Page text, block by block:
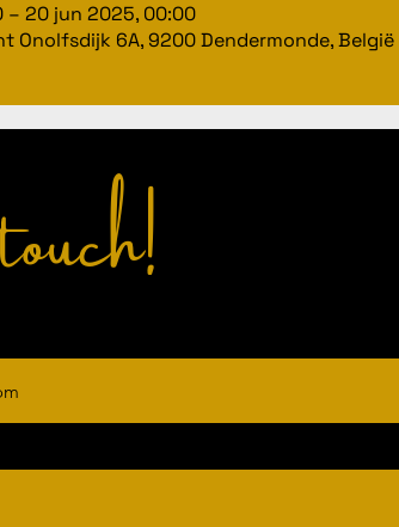
– 20 jun 2025, 00:00
Onolfsdijk 6A, 9200 Dendermonde, België